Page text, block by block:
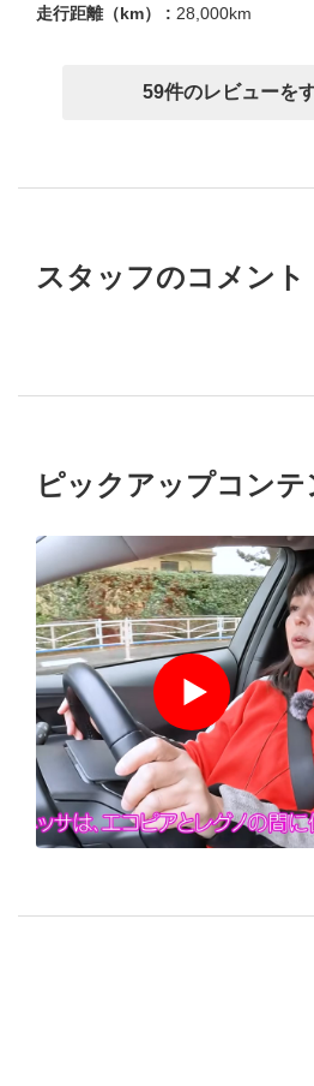
走行距離（km） : 28,000km
59件のレビューを
スタッフのコメント
ピックアップコンテ